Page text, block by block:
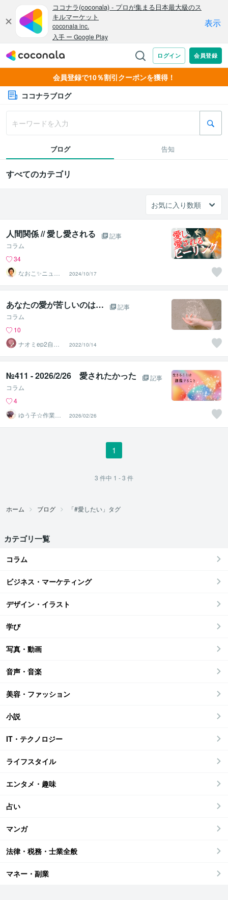
会員登録で10％割引クーポンを獲得！
ココナラブログ
ブログ 告知
すべてのカテゴリ
人間関係 // 愛し愛される
記事
コラム
34
なおこ✨ニュー
ジーランドNo1
鑑定士✨
2024/10/17
あなたの愛が苦しいのは…
記事
コラム
10
ナオミep2自分
を知って楽に生
きる
2022/10/14
№411 - 2026/2/26 愛されたかった
記事
コラム
4
ゆう子☆作業療
法士＆ライフコ
ーチ
2026/02/26
1
3 件中 1 - 3 件
ホーム ブログ 「#愛したい」タグ
カテゴリ一覧
コラム
ビジネス・マーケティング
デザイン・イラスト
学び
写真・動画
音声・音楽
美容・ファッション
小説
IT・テクノロジー
ライフスタイル
エンタメ・趣味
占い
マンガ
法律・税務・士業全般
マネー・副業